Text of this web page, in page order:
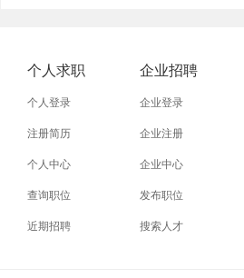
个人求职
个人登录
注册简历
个人中心
查询职位
近期招聘
企业招聘
企业登录
企业注册
企业中心
发布职位
搜索人才